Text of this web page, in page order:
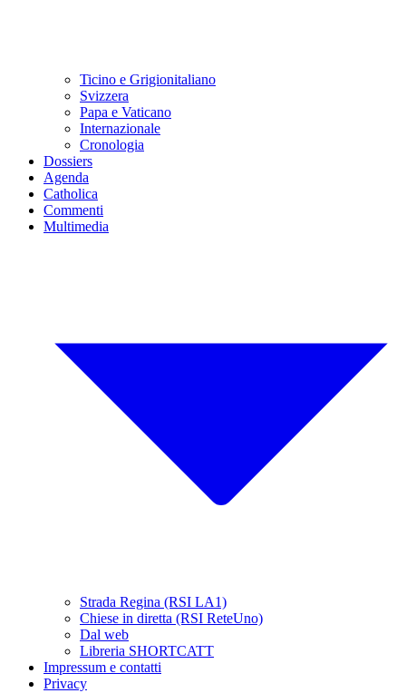
Ticino e Grigionitaliano
Svizzera
Papa e Vaticano
Internazionale
Cronologia
Dossiers
Agenda
Catholica
Commenti
Multimedia
Strada Regina (RSI LA1)
Chiese in diretta (RSI ReteUno)
Dal web
Libreria SHORTCATT
Impressum e contatti
Privacy